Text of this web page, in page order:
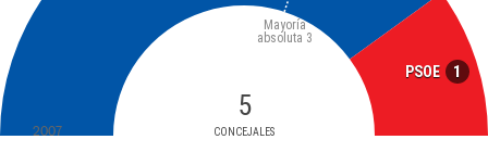
PSOE 1
5
CONCEJALES
Mayoría
absoluta 3
2007